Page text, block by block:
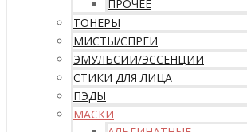
ПРОЧЕЕ
ТОНЕРЫ
МИСТЫ/СПРЕИ
ЭМУЛЬСИИ/ЭССЕНЦИИ
СТИКИ ДЛЯ ЛИЦА
ПЭДЫ
МАСКИ